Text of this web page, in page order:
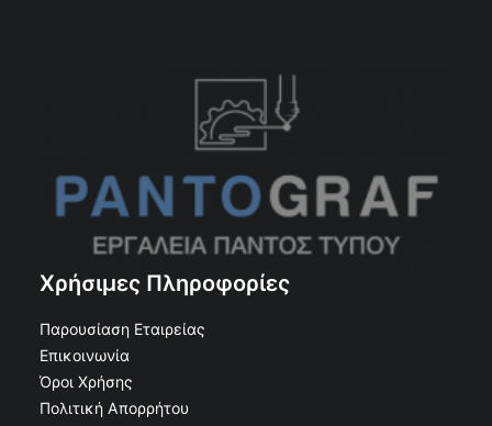
Χρήσιμες Πληροφορίες
Παρουσίαση Εταιρείας
Επικοινωνία
Όροι Χρήσης
Πολιτική Απορρήτου